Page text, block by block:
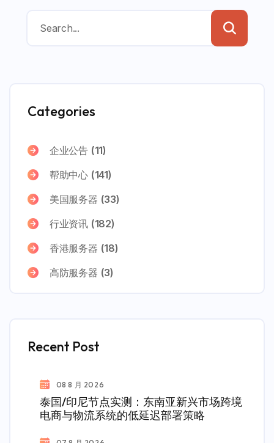
Categories
企业公告 (11)
帮助中心 (141)
美国服务器 (33)
行业资讯 (182)
香港服务器 (18)
高防服务器 (3)
Recent Post
08 8 月 2026
泰国/印尼节点实测：东南亚新兴市场跨境
电商与物流系统的低延迟部署策略